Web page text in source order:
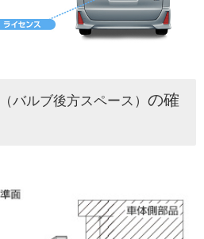
（バルブ後方スペース） の確